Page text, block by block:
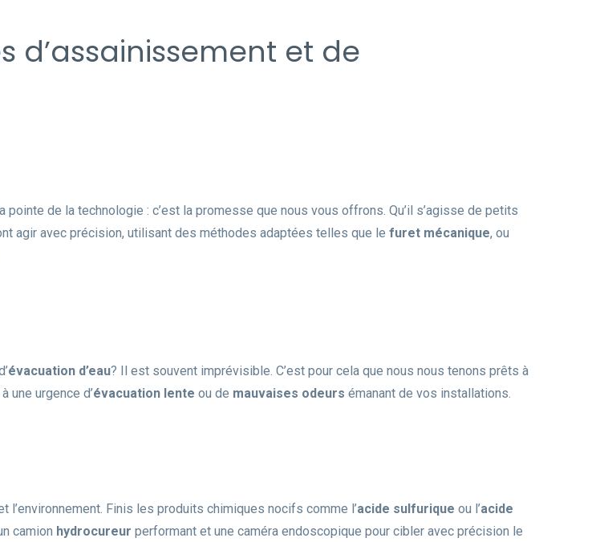
d’assainissement et de
de la technologie : c’est la promesse que nous vous offrons. Qu’il s’agisse de petits
agir avec précision, utilisant des méthodes adaptées telles que le furet mécanique, ou
évacuation d’eau? Il est souvent imprévisible. C’est pour cela que nous nous tenons prêts à
une urgence d’évacuation lente ou de mauvaises odeurs émanant de vos installations.
Finis les produits chimiques nocifs comme l’acide sulfurique ou l’acide
camion hydrocureur performant et une caméra endoscopique pour cibler avec précision le